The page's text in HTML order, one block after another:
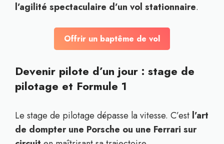
l’agilité spectaculaire d’un vol stationnaire.
Offrir un baptême de vol
Devenir pilote d’un jour : stage de
pilotage et Formule 1
Le stage de pilotage dépasse la vitesse. C’est l’art
de dompter une Porsche ou une Ferrari sur